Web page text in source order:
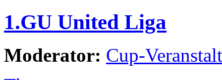
1.GU United Liga
Moderator: Cup-